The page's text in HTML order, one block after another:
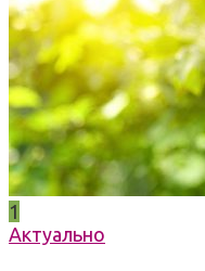
1
Актуально